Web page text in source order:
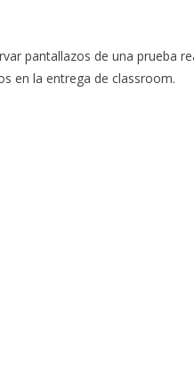
pantallazos de una prueba
en la entrega de classroom.